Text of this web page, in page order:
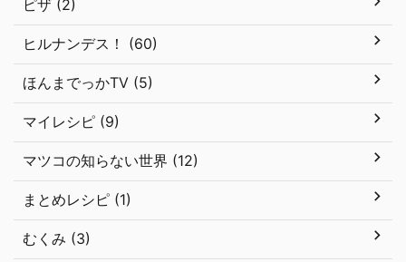
ピザ (2)
ヒルナンデス！ (60)
ほんまでっかTV (5)
マイレシピ (9)
マツコの知らない世界 (12)
まとめレシピ (1)
むくみ (3)